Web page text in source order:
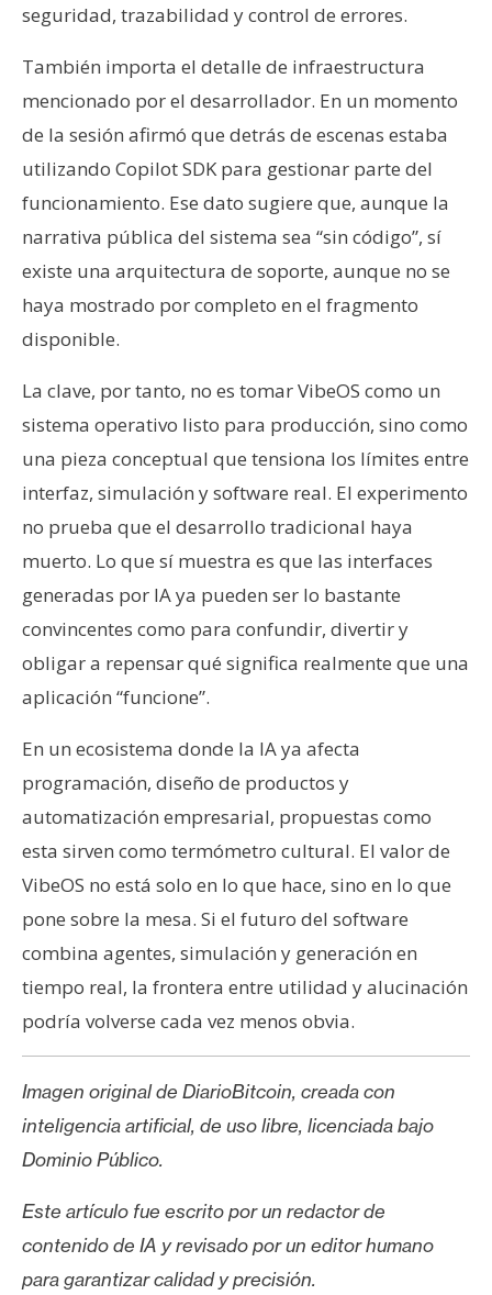
seguridad, trazabilidad y control de errores.
También importa el detalle de infraestructura
mencionado por el desarrollador. En un momento
de la sesión afirmó que detrás de escenas estaba
utilizando Copilot SDK para gestionar parte del
funcionamiento. Ese dato sugiere que, aunque la
narrativa pública del sistema sea “sin código”, sí
existe una arquitectura de soporte, aunque no se
haya mostrado por completo en el fragmento
disponible.
La clave, por tanto, no es tomar VibeOS como un
sistema operativo listo para producción, sino como
una pieza conceptual que tensiona los límites entre
interfaz, simulación y software real. El experimento
no prueba que el desarrollo tradicional haya
muerto. Lo que sí muestra es que las interfaces
generadas por IA ya pueden ser lo bastante
convincentes como para confundir, divertir y
obligar a repensar qué significa realmente que una
aplicación “funcione”.
En un ecosistema donde la IA ya afecta
programación, diseño de productos y
automatización empresarial, propuestas como
esta sirven como termómetro cultural. El valor de
VibeOS no está solo en lo que hace, sino en lo que
pone sobre la mesa. Si el futuro del software
combina agentes, simulación y generación en
tiempo real, la frontera entre utilidad y alucinación
podría volverse cada vez menos obvia.
Imagen original de DiarioBitcoin, creada con
inteligencia artificial, de uso libre, licenciada bajo
Dominio Público.
Este artículo fue escrito por un redactor de
contenido de IA y revisado por un editor humano
para garantizar calidad y precisión.